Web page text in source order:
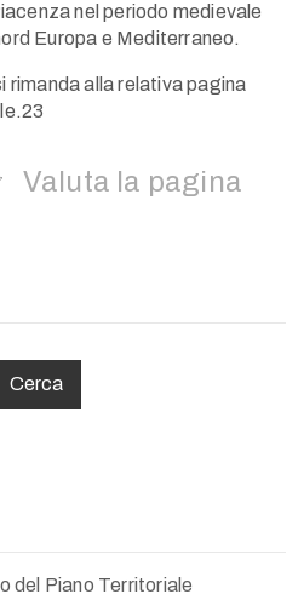
nel periodo medievale
Europa e Mediterraneo.
rimanda alla relativa pagina
Valuta la pagina
del Piano Territoriale